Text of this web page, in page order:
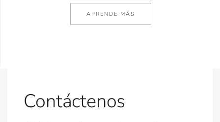
APRENDE MÁS
Contáctenos